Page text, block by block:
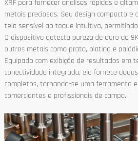
XRF para fornecer análises rápidas e
metais preciosos. Seu design compacto e
tela sensível ao toque intuitiva,
O dispositivo detecta pureza de ouro de
outros metais como prata, platina e
Equipado com exibição de resultados em
conectividade integrada, ele fornece
completos, tornando-se uma ferramenta
comerciantes e profissionais de campo.